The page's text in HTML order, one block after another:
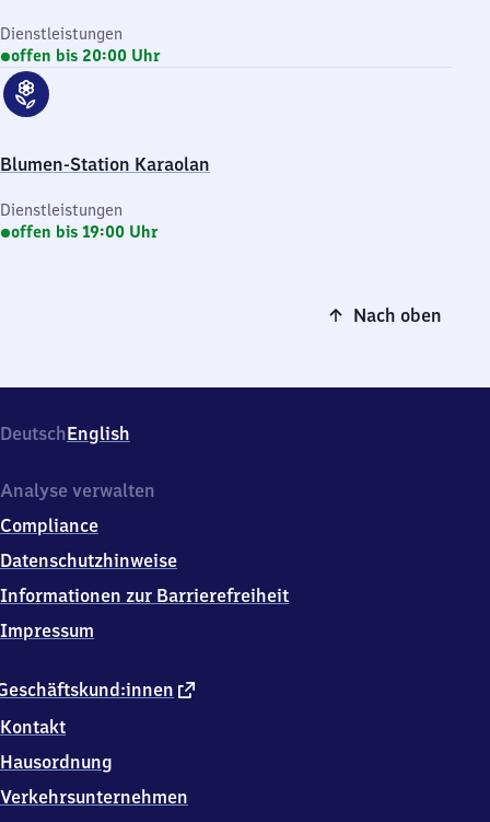
Dienstleistungen
offen bis 20:00 Uhr
Blumen-Station Karaolan
Dienstleistungen
offen bis 19:00 Uhr
Nach oben
DeutschEnglish
externer
Kontakt
Hausordnung
Verkehrsunternehmen
Analyse verwalten
Compliance
Datenschutzhinweise
Informationen zur Barrierefreiheit
Impressum